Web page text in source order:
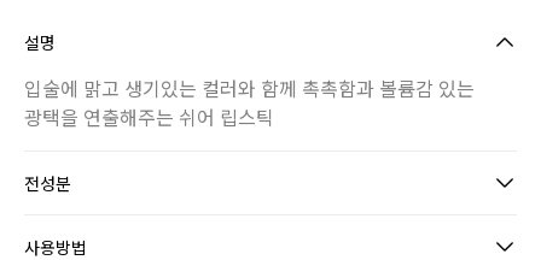
설명
입술에 맑고 생기있는 컬러와 함께 촉촉함과 볼륨감 있는
광택을 연출해주는 쉬어 립스틱
전성분
사용방법